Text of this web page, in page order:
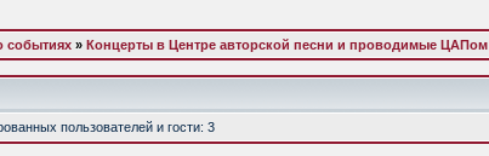
событиях » Концерты в Центре авторской песни и проводимые ЦАПом
пользователей и гости: 3